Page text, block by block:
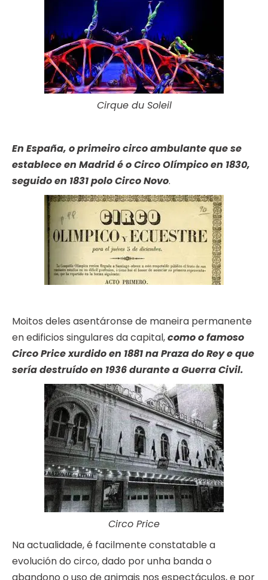
Cirque du Soleil
En España, o primeiro circo ambulante que se
establece en Madrid é o Circo Olímpico en 1830,
seguido en 1831 polo Circo Novo.
Moitos deles asentáronse de maneira permanente
en edificios singulares da capital,como o famoso
Circo Price xurdido en 1881 na Praza do Rey e que
sería destruído en 1936 durante a Guerra Civil.
Circo Price
Na actualidade, é facilmente constatable a
evolución do circo, dado por unha banda o